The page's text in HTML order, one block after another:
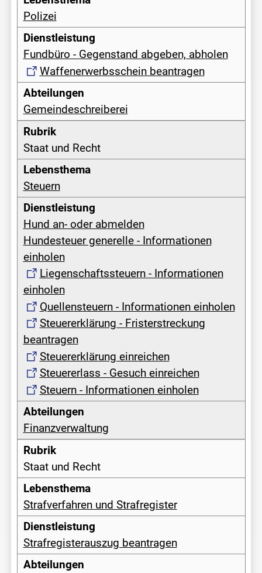
Polizei
Fundbüro - Gegenstand abgeben, abholen
Waffenerwerbsschein beantragen
Gemeindeschreiberei
Staat und Recht
Steuern
Hund an- oder abmelden
Hundesteuer generelle - Informationen
einholen
Liegenschaftssteuern - Informationen
einholen
Quellensteuern - Informationen einholen
Steuererklärung - Fristerstreckung
beantragen
Steuererklärung einreichen
Steuererlass - Gesuch einreichen
Steuern - Informationen einholen
Finanzverwaltung
Staat und Recht
Strafverfahren und Strafregister
Strafregisterauszug beantragen